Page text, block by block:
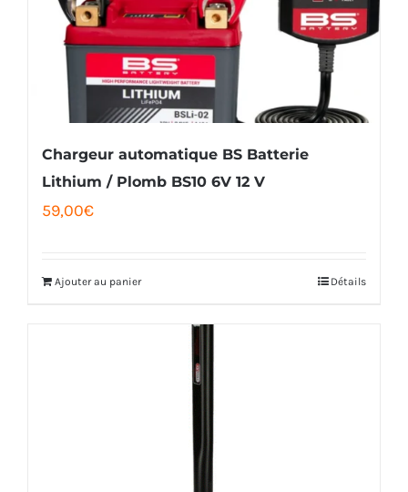
Chargeur automatique BS Batterie
Lithium / Plomb BS10 6V 12 V
59,00€
Ajouter au panier Détails